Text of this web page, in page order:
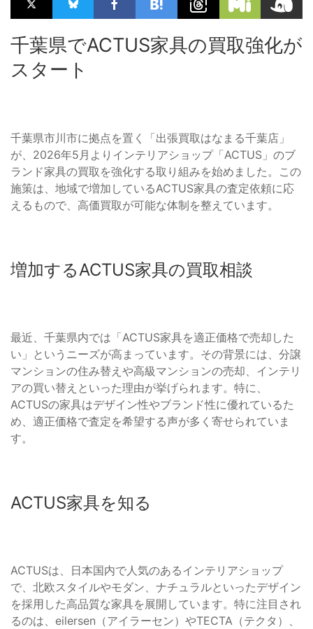
千葉県でACTUS家具の買取強化が
スタート
千葉県市川市に拠点を置く「出張買取はなまる千葉店」
が、2026年5月よりインテリアショップ「ACTUS」のブ
ランド家具の買取を強化する取り組みを始めました。この
施策は、地域で増加しているACTUS家具の査定依頼に応
えるもので、高価買取が可能な体制を整えています。
増加するACTUS家具の買取相談
最近、千葉県内では「ACTUS家具を適正価格で売却した
い」というニーズが高まっています。その背景には、分譲
マンションの住み替えや高級マンションの売却、インテリ
アの買い替えといった理由が挙げられます。特に、
ACTUSの家具はデザイン性やブランド性に優れているた
め、適正価格で査定を希望する声が多く寄せられていま
す。
ACTUS家具を知る
ACTUSは、日本国内で人気のあるインテリアショップ
で、北欧スタイルやモダン、ナチュラルといったデザイン
を採用した高品質な家具を展開しています。特に注目され
るのは、eilersen（アイラーセン）やTECTA（テクタ）、